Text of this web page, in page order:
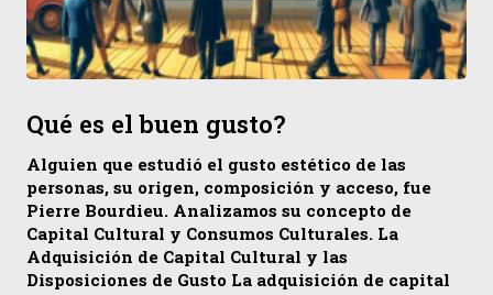
Qué es el buen gusto?
Alguien que estudió el gusto estético de las
personas, su origen, composición y acceso, fue
Pierre Bourdieu. Analizamos su concepto de
Capital Cultural y Consumos Culturales. La
Adquisición de Capital Cultural y las
Disposiciones de Gusto La adquisición de capital